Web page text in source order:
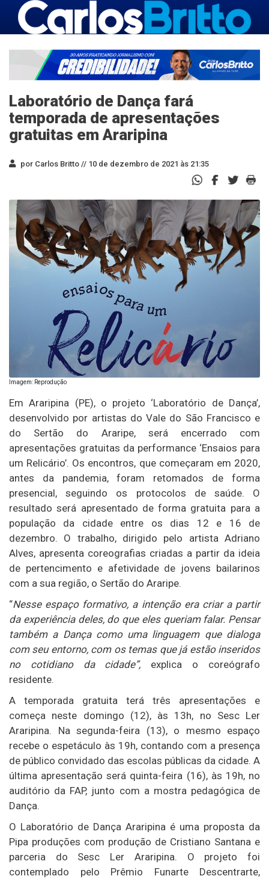
Laboratório de Dança fará
temporada de apresentações
gratuitas em Araripina
por Carlos Britto // 10 de dezembro de 2021 às 21:35
Imagem: Reprodução
Em Araripina (PE), o projeto ‘Laboratório de Dança’,
desenvolvido por artistas do Vale do São Francisco e
do Sertão do Araripe, será encerrado com
apresentações gratuitas da performance ‘Ensaios para
um Relicário’. Os encontros, que começaram em 2020,
antes da pandemia, foram retomados de forma
presencial, seguindo os protocolos de saúde. O
resultado será apresentado de forma gratuita para a
população da cidade entre os dias 12 e 16 de
dezembro. O trabalho, dirigido pelo artista Adriano
Alves, apresenta coreografias criadas a partir da ideia
de pertencimento e afetividade de jovens bailarinos
com a sua região, o Sertão do Araripe.
“Nesse espaço formativo, a intenção era criar a partir
da experiência deles, do que eles queriam falar. Pensar
também a Dança como uma linguagem que dialoga
com seu entorno, com os temas que já estão inseridos
no cotidiano da cidade”, explica o coreógrafo
residente.
A temporada gratuita terá três apresentações e
começa neste domingo (12), às 13h, no Sesc Ler
Araripina. Na segunda-feira (13), o mesmo espaço
recebe o espetáculo às 19h, contando com a presença
de público convidado das escolas públicas da cidade. A
última apresentação será quinta-feira (16), às 19h, no
auditório da FAP, junto com a mostra pedagógica de
Dança.
O Laboratório de Dança Araripina é uma proposta da
Pipa produções com produção de Cristiano Santana e
parceria do Sesc Ler Araripina. O projeto foi
contemplado pelo Prêmio Funarte Descentrarte,